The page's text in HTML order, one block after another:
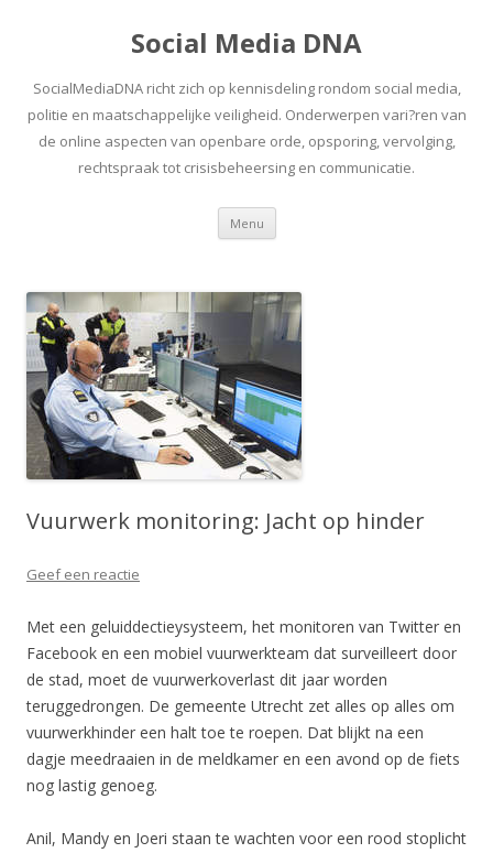
Social Media DNA
SocialMediaDNA richt zich op kennisdeling rondom social media,
politie en maatschappelijke veiligheid. Onderwerpen vari?ren van
de online aspecten van openbare orde, opsporing, vervolging,
rechtspraak tot crisisbeheersing en communicatie.
Menu Spring
inhoud
Vuurwerk monitoring: Jacht op hinder
Geef een reactie
Met een geluiddectieysysteem, het monitoren van Twitter en
Facebook en een mobiel vuurwerkteam dat surveilleert door
de stad, moet de vuurwerkoverlast dit jaar worden
teruggedrongen. De gemeente Utrecht zet alles op alles om
vuurwerkhinder een halt toe te roepen. Dat blijkt na een
dagje meedraaien in de meldkamer en een avond op de fiets
nog lastig genoeg.
Anil, Mandy en Joeri staan te wachten voor een rood stoplicht